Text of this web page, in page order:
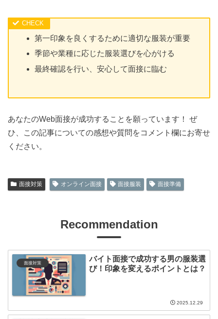
第一印象を良くするために適切な服装が重要
季節や業種に応じた服装選びを心がける
最終確認を行い、安心して面接に臨む
あなたのWeb面接が成功することを願っています！ ぜ
ひ、この記事についての感想や質問をコメント欄にお寄せ
ください。
面接対策 オンライン面接 面接服装 面接準備
Recommendation
面接対策
バイト面接で成功する男の服装選
び！印象を変えるポイントとは？
2025.12.29